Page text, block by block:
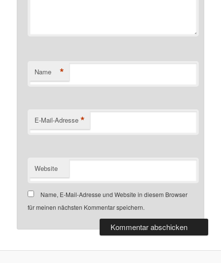
Name *
E-Mail-Adresse *
Website
Name, E-Mail-Adresse und Website in diesem Browser
für meinen nächsten Kommentar speichern.